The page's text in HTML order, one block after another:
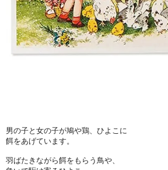
男の子と女の子が鳩や鶏、ひよこに
餌をあげています。
羽ばたきながら餌をもらう鳥や、